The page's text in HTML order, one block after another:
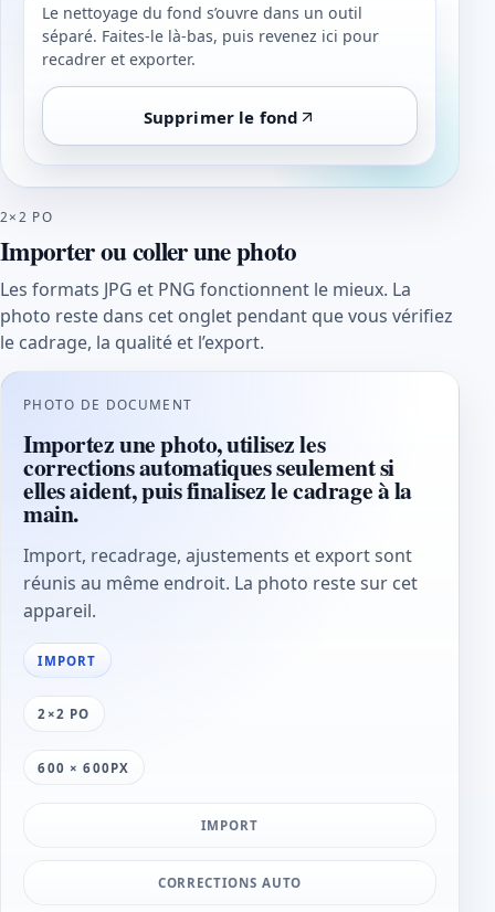
Le nettoyage du fond s’ouvre dans un outil
séparé. Faites-le là-bas, puis revenez ici pour
recadrer et exporter.
Supprimer le fond
2×2 PO
Importer ou coller une photo
Les formats JPG et PNG fonctionnent le mieux. La
photo reste dans cet onglet pendant que vous vérifiez
le cadrage, la qualité et l’export.
PHOTO DE DOCUMENT
Importez une photo, utilisez les
corrections automatiques seulement si
elles aident, puis finalisez le cadrage à la
main.
Import, recadrage, ajustements et export sont
réunis au même endroit. La photo reste sur cet
appareil.
IMPORT
2×2 PO
600 × 600PX
IMPORT
CORRECTIONS AUTO